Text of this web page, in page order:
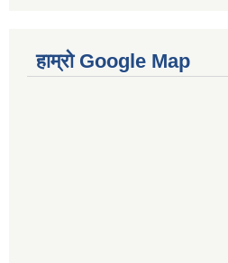
हाम्रो Google Map